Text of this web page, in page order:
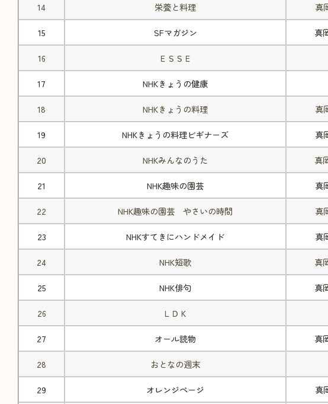
14 栄養と料理 真
15 SFマガジン 真
16 ＥＳＳＥ
17 NHKきょうの健康
18 NHKきょうの料理 真
19 NHKきょうの料理ビギナーズ 真
20 NHKみんなのうた 真
21 NHK趣味の園芸 真
22 NHK趣味の園芸 やさいの時間 真
23 NHKすてきにハンドメイド 真
24 NHK短歌 真
25 NHK俳句 真
26 ＬＤＫ
27 オール読物 真
28 おとなの週末
29 オレンジページ 真